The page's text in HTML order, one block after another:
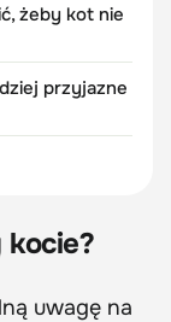
żeby kot nie
przyjazne
uwagę na